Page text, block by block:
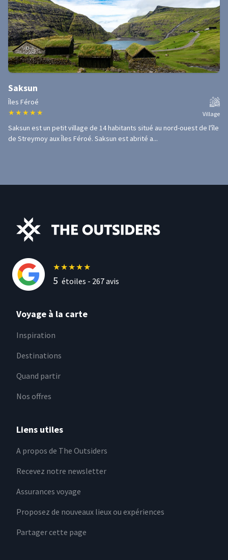
Saksun
Îles Féroé
★ ★ ★ ★ ★ Village
Saksun est un petit village de 14 habitants situé au nord-ouest de l'île
de Streymoy aux Îles Féroé. Saksun est abrité a...
★★★★★
5 étoiles - 267avis
Voyage à la carte
Inspiration
Destinations
Quand partir
Nos offres
Liens utiles
A propos de The Outsiders
Recevez notre newsletter
Assurances voyage
Proposez de nouveaux lieux ou expériences
Partager cette page